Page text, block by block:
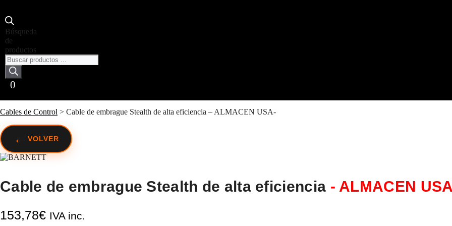
Cables de Control > Cable de embrague Stealth de alta eficiencia – ALMACEN USA-
Búsqueda
de
productos
0
← VOLVER
Cable de embrague Stealth de alta eficiencia - ALMACEN
153,78€ IVA inc.